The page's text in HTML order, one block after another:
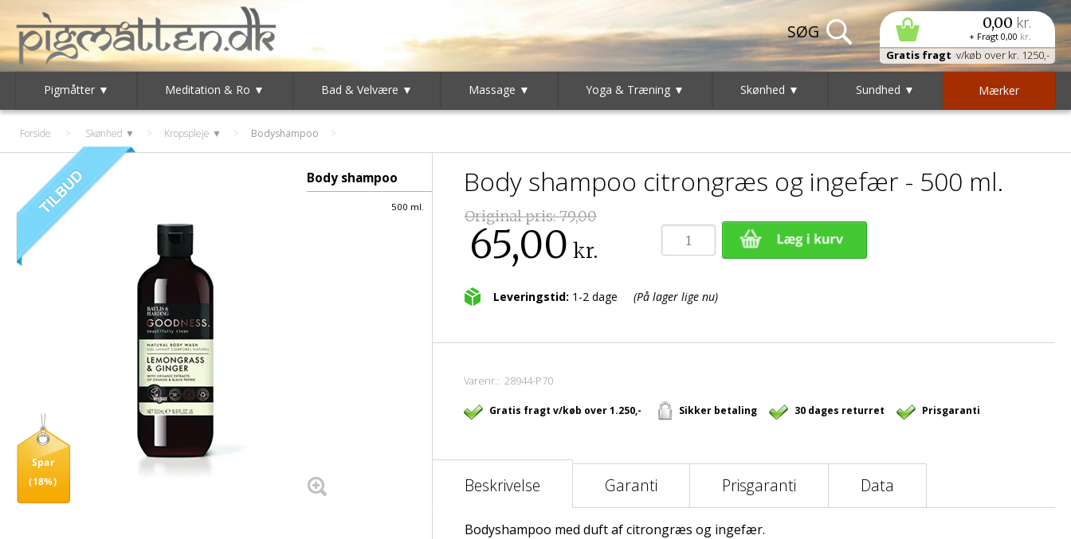
0,00 kr.
+ Fragt 0,00 kr.
Gratis fragt v/køb over kr. 1250,-
Pigmåtter ▼ Meditation & Ro ▼ Bad & Velvære ▼ Massage ▼ Yoga & Træning ▼ Skønhed ▼ Sundhed ▼ Mærker
Forside > Skønhed ▼ > Kropspleje ▼ > Bodyshampoo
Body shampoo
500 ml.
Spar
(18%)
Body shampoo citrongræs og ingefær - 500 ml.
Original pris:79,00
65,00 kr.
Leveringstid: 1-2 dage (På lager lige nu)
Varenr.: 28944-P70
Gratis fragt v/køb over 1.250,- Sikker betaling 30 dages returret Prisgaranti
Beskrivelse Garanti Prisgaranti Data
Bodyshampoo med duft af citrongræs og ingefær.